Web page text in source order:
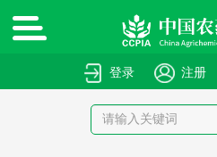
注册
登录
绿色高质量农药产品报送指南
关于申报绿色高质量农药产品的通